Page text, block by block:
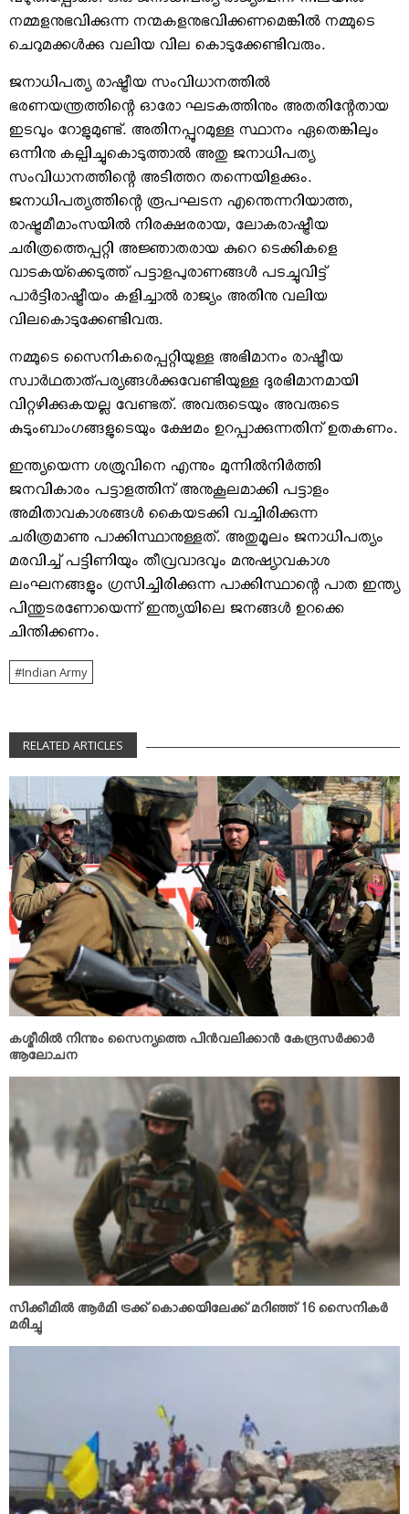
നമ്മളനുഭവിക്കുന്ന നന്മകളനുഭവിക്കണമെങ്കില്‍ നമ്മുടെ
ചെറുമക്കള്‍ക്കു വലിയ വില കൊടുക്കേണ്ടിവരും.
ജനാധിപത്യ രാഷ്ട്രീയ സംവിധാനത്തില്‍
ഭരണയന്ത്രത്തിന്റെ ഓരോ ഘടകത്തിനും അതതിന്റേതായ
ഇടവും റോളുമുണ്ട്. അതിനപ്പുറമുള്ള സ്ഥാനം ഏതെങ്കിലും
ഒന്നിനു കല്പിച്ചുകൊടുത്താല്‍ അതു ജനാധിപത്യ
സംവിധാനത്തിന്റെ അടിത്തറ തന്നെയിളക്കും.
ജനാധിപത്യത്തിന്റെ രൂപഘടന എന്തെന്നറിയാത്ത,
രാഷ്ട്രമീമാംസയില്‍ നിരക്ഷരരായ, ലോകരാഷ്ട്രീയ
ചരിത്രത്തെപ്പറ്റി അജ്ഞാതരായ കുറെ ടെക്കികളെ
വാടകയ്‌ക്കെടുത്ത് പട്ടാളപുരാണങ്ങള്‍ പടച്ചുവിട്ട്
പാര്‍ട്ടിരാഷ്ട്രീയം കളിച്ചാല്‍ രാജ്യം അതിനു വലിയ
വിലകൊടുക്കേണ്ടിവരു.
നമ്മുടെ സൈനികരെപ്പറ്റിയുള്ള അഭിമാനം രാഷ്ട്രീയ
സ്വാര്‍ഥതാത്പര്യങ്ങള്‍ക്കുവേണ്ടിയുള്ള ദുരഭിമാനമായി
വിറ്റഴിക്കുകയല്ല വേണ്ടത്. അവരുടെയും അവരുടെ
കുടുംബാംഗങ്ങളുടെയും ക്ഷേമം ഉറപ്പാക്കുന്നതിന് ഉതകണം.
ഇന്ത്യയെന്ന ശത്രുവിനെ എന്നും മുന്നില്‍നിര്‍ത്തി
ജനവികാരം പട്ടാളത്തിന് അനുകൂലമാക്കി പട്ടാളം
അമിതാവകാശങ്ങള്‍ കൈയടക്കി വച്ചിരിക്കുന്ന
ചരിത്രമാണു പാക്കിസ്ഥാനുള്ളത്. അതുമൂലം ജനാധിപത്യം
മരവിച്ച് പട്ടിണിയും തീവ്രവാദവും മനുഷ്യാവകാശ
ലംഘനങ്ങളും ഗ്രസിച്ചിരിക്കുന്ന പാക്കിസ്ഥാന്റെ പാത ഇന്ത്യ
പിന്തുടരണോയെന്ന് ഇന്ത്യയിലെ ജനങ്ങള്‍ ഉറക്കെ
ചിന്തിക്കണം.
Indian Army
RELATED ARTICLES
കശ്മീരില്‍ നിന്നും സൈന്യത്തെ പിന്‍വലിക്കാന്‍ കേന്ദ്രസര്‍ക്കാര്‍
ആലോചന
സിക്കീമില്‍ ആര്‍മി ട്രക്ക് കൊക്കയിലേക്ക് മറിഞ്ഞ് 16 സൈനികര്‍
മരിച്ചു